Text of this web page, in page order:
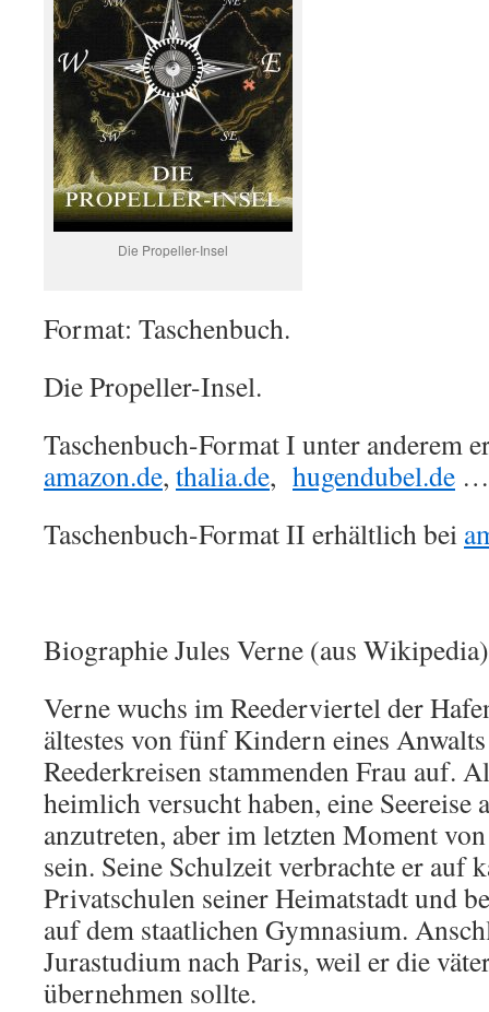
Die Propeller-Insel
Format: Taschenbuch.
Die Propeller-Insel.
Taschenbuch-Format I unter anderem
amazon.de, thalia.de, hugendubel.de …
Taschenbuch-Format II erhältlich bei
Biographie Jules Verne (aus
Verne wuchs im Reederviertel der
ältestes von fünf Kindern eines
Reederkreisen stammenden Frau auf.
heimlich versucht haben, eine Seereise
anzutreten, aber im letzten Moment
sein. Seine Schulzeit verbrachte er auf
Privatschulen seiner Heimatstadt und
auf dem staatlichen Gymnasium.
Jurastudium nach Paris, weil er die
übernehmen sollte.